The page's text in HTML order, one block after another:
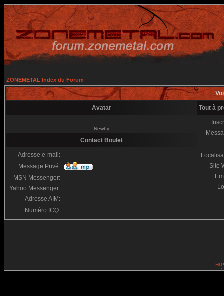
ZONEMETAL Index du Forum
Avatar Tout à
Newby
Site
Contact Boulet
Adresse e-mail:
Message Privé:
MSN Messenger:
Yahoo Messenger:
Adresse AIM:
Numéro ICQ: